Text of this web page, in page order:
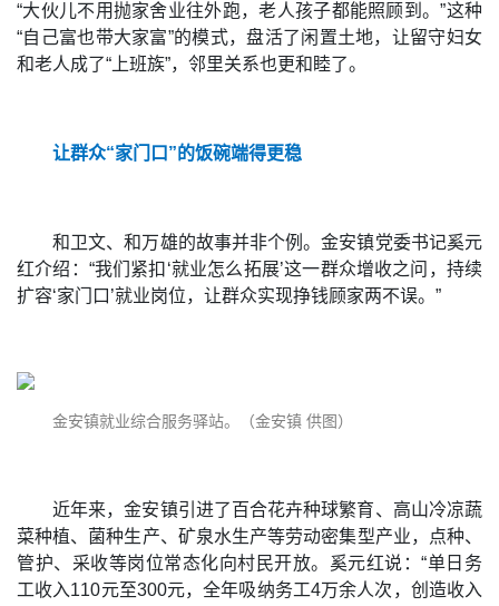
“大伙儿不用抛家舍业往外跑，老人孩子都能照顾到。”这种
“自己富也带大家富”的模式，盘活了闲置土地，让留守妇女
和老人成了“上班族”，邻里关系也更和睦了。
让群众“家门口”的饭碗端得更稳
和卫文、和万雄的故事并非个例。金安镇党委书记奚元
红介绍：“我们紧扣‘就业怎么拓展’这一群众增收之问，持续
扩容‘家门口’就业岗位，让群众实现挣钱顾家两不误。”
金安镇就业综合服务驿站。（金安镇 供图）
近年来，金安镇引进了百合花卉种球繁育、高山冷凉蔬
菜种植、菌种生产、矿泉水生产等劳动密集型产业，点种、
管护、采收等岗位常态化向村民开放。奚元红说：“单日务
工收入110元至300元，全年吸纳务工4万余人次，创造收入